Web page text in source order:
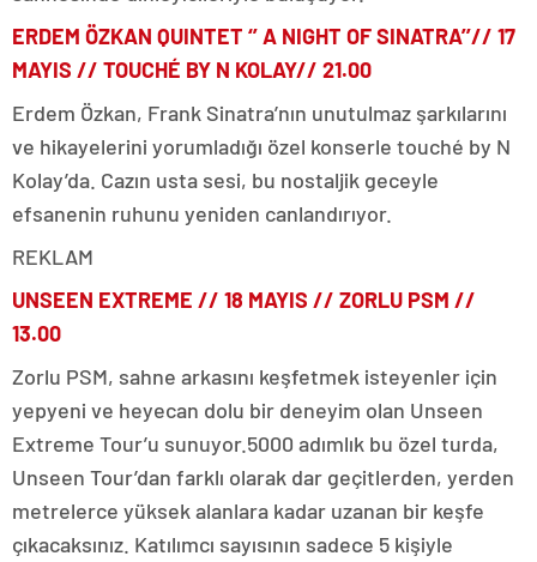
ERDEM ÖZKAN QUINTET ‘’ A NIGHT OF SINATRA’’// 17
MAYIS // TOUCHÉ BY N KOLAY// 21.00
Erdem Özkan, Frank Sinatra’nın unutulmaz şarkılarını
ve hikayelerini yorumladığı özel konserle touché by N
Kolay’da. Cazın usta sesi, bu nostaljik geceyle
efsanenin ruhunu yeniden canlandırıyor.
REKLAM
UNSEEN EXTREME // 18 MAYIS // ZORLU PSM //
13.00
Zorlu PSM, sahne arkasını keşfetmek isteyenler için
yepyeni ve heyecan dolu bir deneyim olan Unseen
Extreme Tour’u sunuyor.5000 adımlık bu özel turda,
Unseen Tour’dan farklı olarak dar geçitlerden, yerden
metrelerce yüksek alanlara kadar uzanan bir keşfe
çıkacaksınız. Katılımcı sayısının sadece 5 kişiyle